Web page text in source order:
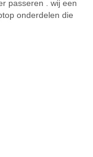
passeren . wij een
onderdelen die